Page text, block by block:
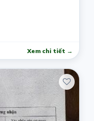
Xem chi tiết →